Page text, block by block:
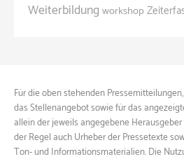
Weiterbildung workshop
Für die oben stehenden
das Stellenangebot sowie für das
allein der jeweils angegebene
der Regel auch Urheber der Pressetexte
Ton- und Informationsmaterialien. Die